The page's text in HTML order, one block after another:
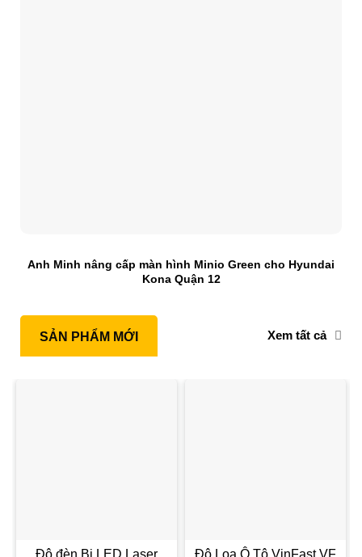
Anh Minh nâng cấp màn hình Minio Green cho Hyundai
Kona Quận 12
SẢN PHẨM MỚI Xem tất cả
Độ đèn Bi LED Laser
Độ Loa Ô Tô VinFast VF